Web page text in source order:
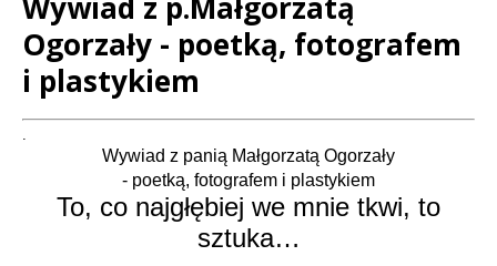
Wywiad z p.Małgorzatą
Ogorzały - poetką, fotografem
i plastykiem
Treść
Wywiad z panią Małgorzatą Ogorzały
- poetką, fotografem i plastykiem
To, co najgłębiej we mnie tkwi, to
sztuka…